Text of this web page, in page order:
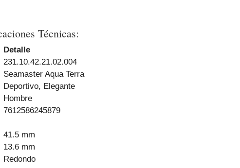
Técnicas:
Detalle
231.10.42.21.02.004
Seamaster Aqua Terra
Deportivo, Elegante
Hombre
7612586245879
41.5 mm
13.6 mm
Redondo